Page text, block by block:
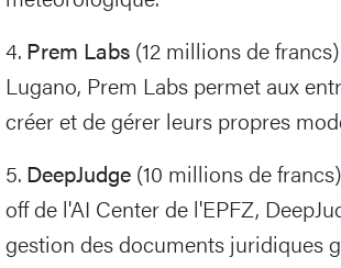
4. Prem Labs (12 millions de
Lugano, Prem Labs permet aux
créer et de gérer leurs propres
5. DeepJudge (10 millions de
off de l'AI Center de l'EPFZ,
gestion des documents juridiques